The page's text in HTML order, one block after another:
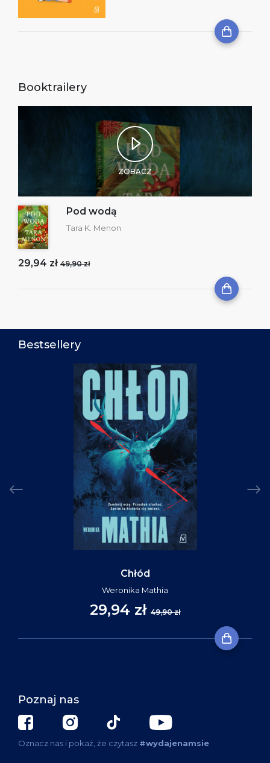
Booktrailery
ZOBACZ
Pod wodą
Tara K. Menon
29,94 zł 49,90 zł
Bestsellery
Chłód
Weronika Mathia
29,94 zł 49,90 zł
Poznaj nas
Oznacz nas i pokaż, że czytasz #wydajenamsie